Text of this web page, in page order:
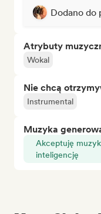
Dodano do
Atrybuty
Wokal
Nie chcą
Instrumental
Muzyka
Akceptuję
inteligencję